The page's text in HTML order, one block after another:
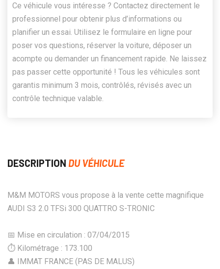
Ce véhicule vous intéresse ? Contactez directement le
professionnel pour obtenir plus d’informations ou
planifier un essai. Utilisez le formulaire en ligne pour
poser vos questions, réserver la voiture, déposer un
acompte ou demander un financement rapide. Ne laissez
pas passer cette opportunité ! Tous les véhicules sont
garantis minimum 3 mois, contrôlés, révisés avec un
contrôle technique valable.
DESCRIPTION DU VÉHICULE
M&M MOTORS vous propose à la vente cette magnifique
AUDI S3 2.0 TFSi 300 QUATTRO S-TRONIC
📅 Mise en circulation : 07/04/2015
⏱️ Kilométrage : 173.100
👤 IMMAT FRANCE (PAS DE MALUS)